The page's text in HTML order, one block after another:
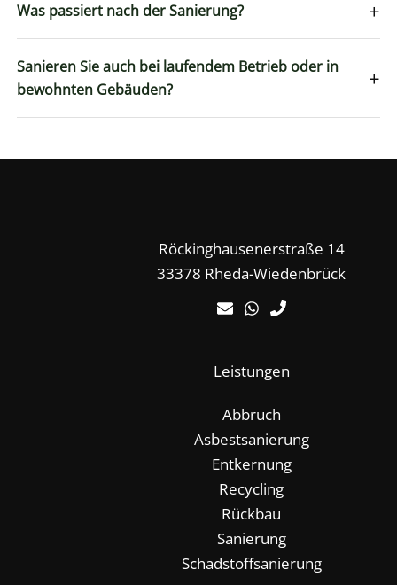
Was passiert nach der Sanierung? +
Sanieren Sie auch bei laufendem Betrieb oder in
bewohnten Gebäuden?
+
Röckinghausenerstraße 14
33378 Rheda-Wiedenbrück
Leistungen
Abbruch
Asbestsanierung
Entkernung
Recycling
Rückbau
Sanierung
Schadstoffsanierung